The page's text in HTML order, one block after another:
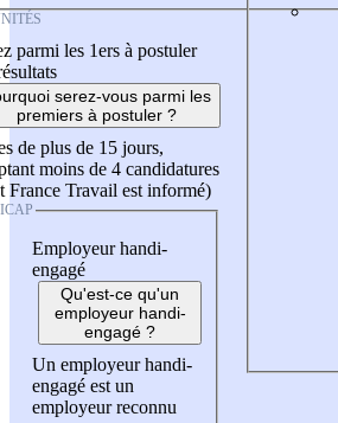
parmi les 1ers à postuler
serez-vous parmi les
premiers à postuler ?
de plus de 15 jours,
moins de 4 candidatures
France Travail est informé)
Employeur handi-
engagé
Qu'est-ce qu'un
employeur handi-
engagé ?
Un employeur handi-
engagé est un
employeur reconnu